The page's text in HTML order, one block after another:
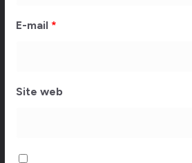
E-mail *
Site web